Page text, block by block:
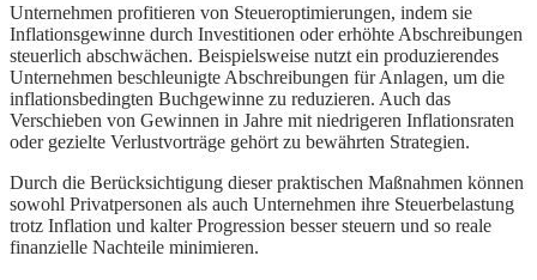
Unternehmen profitieren von Steueroptimierungen, indem sie
Inflationsgewinne durch Investitionen oder erhöhte Abschreibungen
steuerlich abschwächen. Beispielsweise nutzt ein produzierendes
Unternehmen beschleunigte Abschreibungen für Anlagen, um die
inflationsbedingten Buchgewinne zu reduzieren. Auch das
Verschieben von Gewinnen in Jahre mit niedrigeren Inflationsraten
oder gezielte Verlustvorträge gehört zu bewährten Strategien.
Durch die Berücksichtigung dieser praktischen Maßnahmen können
sowohl Privatpersonen als auch Unternehmen ihre Steuerbelastung
trotz Inflation und kalter Progression besser steuern und so reale
finanzielle Nachteile minimieren.